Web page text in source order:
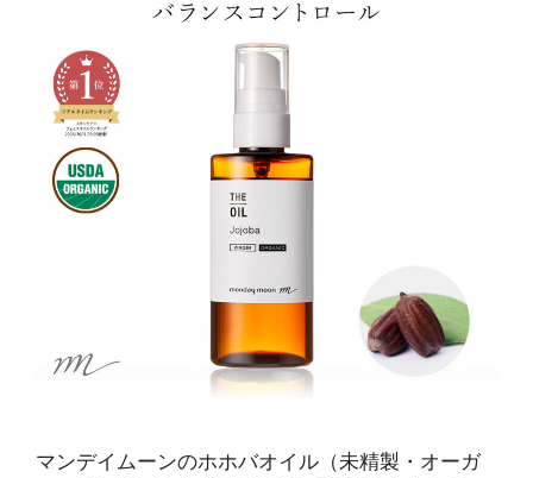
マンデイムーンのホホバオイル（未精製・オーガ